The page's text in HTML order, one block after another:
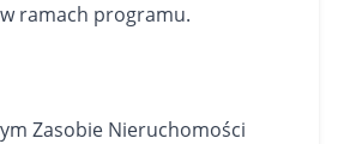
ramach programu.
Zasobie Nieruchomości